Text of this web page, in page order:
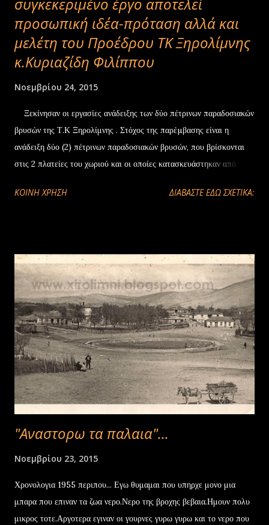
προσωπική ιδέα-πρόταση αλλά και
μελέτη του Προέδρου ΤΚ Ξηρολίμνης
κ.Κυριαζίδη Φιλίππου
Νοεμβρίου 24, 2015
Ξεκίνησαν οι εργασίες ανάδειξης των δύο πέτρινων παραδοσιακών
βρυσών της Τ.Κ Ξηρολίμνης . Στόχος της παρέµβασης είναι η
ανάδειξη δύο (2) πέτρινων παραδοσιακών βρυσών, που βρίσκονται
στις 2 πλατείες του χωριού και οι οποίες κατασκευάστηκαν από
λόγω βρύσες χρησιµοποιήθηκαν κατά το παρελθόν για τις ανάγκες
Πόντο. Το έργο, μεταξύ άλλων εργασιών, θα περιλαµβάνει τον
καθαρισµό του περιβάλλοντα χώρου από φερτά υλικά (χώµατα,
κλαδιά κ.λ.π.) καθώς και από την αυτοφυή βλάστηση, • Τη
δηµιουργία επιγραφής µε τα ονόµατα των συντελεστών (µαστόρων)
του 1930, την τοποθέτηση ειδικού δικτύου ηλεκτροφωτισµού για
την ανάδειξη των βρυσών καθώς επίσης και την επίστρωση με
κυβόλιθου...
ΚΟΙΝΉ ΧΡΉΣΗ ΔΙΑΒΑΣΤΕ ΕΔΩ ΣΧΕΤΙΚΑ:
"Αναστορω τα παλαια"...
Νοεμβρίου 23, 2015
Χρονολογια 1955 περιπου... Εγω θυμαμαι που υπηρχε μονο μια
μπαρα που επιναν τα ζωα νερο.Νερο της βροχης βεβαια.Ημουν πολυ
μικρος τοτε.Αργοτερα εγιναν οι γουρνες γυρω γυρω και το νερο που